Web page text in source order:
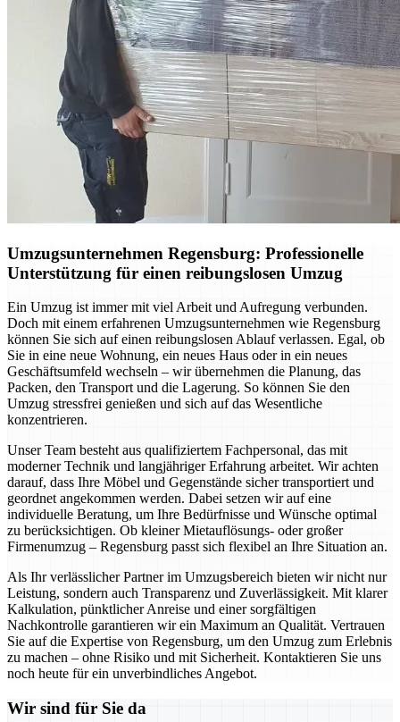
Umzugsunternehmen Regensburg: Professionelle
Unterstützung für einen reibungslosen Umzug
Ein Umzug ist immer mit viel Arbeit und Aufregung verbunden.
Doch mit einem erfahrenen Umzugsunternehmen wie Regensburg
können Sie sich auf einen reibungslosen Ablauf verlassen. Egal, ob
Sie in eine neue Wohnung, ein neues Haus oder in ein neues
Geschäftsumfeld wechseln – wir übernehmen die Planung, das
Packen, den Transport und die Lagerung. So können Sie den
Umzug stressfrei genießen und sich auf das Wesentliche
konzentrieren.
Unser Team besteht aus qualifiziertem Fachpersonal, das mit
moderner Technik und langjähriger Erfahrung arbeitet. Wir achten
darauf, dass Ihre Möbel und Gegenstände sicher transportiert und
geordnet angekommen werden. Dabei setzen wir auf eine
individuelle Beratung, um Ihre Bedürfnisse und Wünsche optimal
zu berücksichtigen. Ob kleiner Mietauflösungs- oder großer
Firmenumzug – Regensburg passt sich flexibel an Ihre Situation an.
Als Ihr verlässlicher Partner im Umzugsbereich bieten wir nicht nur
Leistung, sondern auch Transparenz und Zuverlässigkeit. Mit klarer
Kalkulation, pünktlicher Anreise und einer sorgfältigen
Nachkontrolle garantieren wir ein Maximum an Qualität. Vertrauen
Sie auf die Expertise von Regensburg, um den Umzug zum Erlebnis
zu machen – ohne Risiko und mit Sicherheit. Kontaktieren Sie uns
noch heute für ein unverbindliches Angebot.
Wir sind für Sie da